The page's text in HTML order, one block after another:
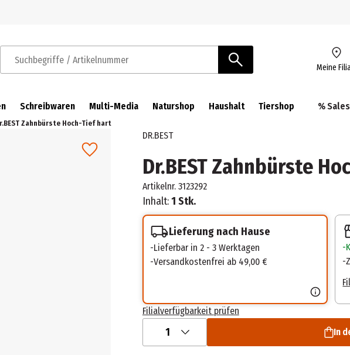
Suchbegriffe / Artikelnummer Meine
Schreibwaren Multi-Media Naturshop Haushalt Tiershop % Sales
Zahnbürste Hoch-Tief hart
DR.BEST
Dr.BEST Zahnbürste
Artikelnr. 3123292
Inhalt:1 Stk.
Lieferung nach Hause
Lieferbar in 2 - 3 Werktagen
Versandkostenfrei ab 49,00 €
Filialverfügbarkeit prüfen
1 In